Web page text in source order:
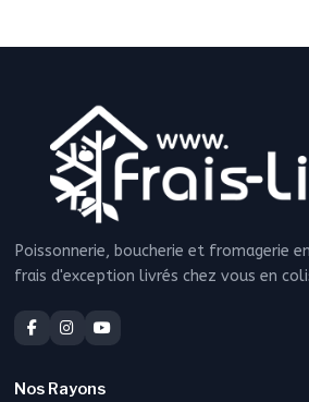
Poissonnerie, boucherie et fromagerie
frais d'exception livrés chez vous en
Nos Rayons